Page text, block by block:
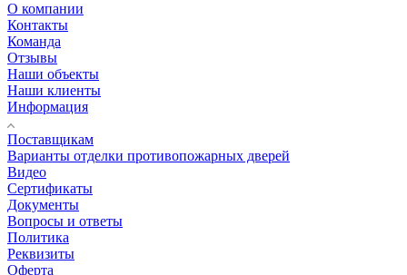
О компании
Контакты
Команда
Отзывы
Наши объекты
Наши клиенты
Информация
Поставщикам
Варианты отделки противопожарных дверей
Видео
Сертификаты
Документы
Вопросы и ответы
Политика
Реквизиты
Оферта